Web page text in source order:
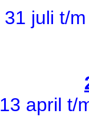
31 juli t/
13 april t/